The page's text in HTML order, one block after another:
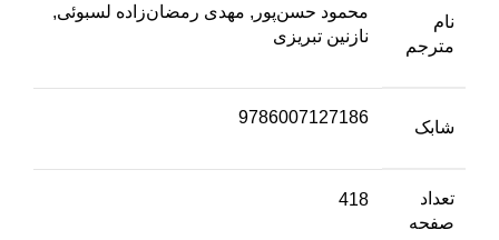
نام
مترجم
محمود حسن‌پور, مهدی رمضان‌زاده لسبوئی,
نازنین تبریزی
شابک
9786007127186
تعداد
صفحه
418